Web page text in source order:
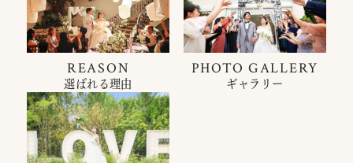
REASON
選ばれる理由
PHOTO GALLERY
ギャラリー